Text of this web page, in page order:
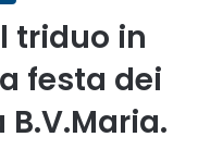
triduo in
festa dei